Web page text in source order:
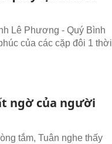
Lê Phương - Quý Bình
của các cặp đôi 1 thời
ngờ của người
tắm, Tuân nghe thấy